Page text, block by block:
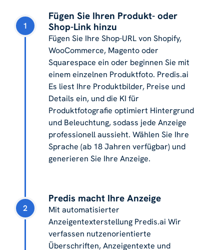
1
Fügen Sie Ihren Produkt- oder
Shop-Link hinzu
Fügen Sie Ihre Shop-URL von Shopify,
WooCommerce, Magento oder
Squarespace ein oder beginnen Sie mit
einem einzelnen Produktfoto. Predis.ai
Es liest Ihre Produktbilder, Preise und
Details ein, und die KI für
Produktfotografie optimiert Hintergrund
und Beleuchtung, sodass jede Anzeige
professionell aussieht. Wählen Sie Ihre
Sprache (ab 18 Jahren verfügbar) und
generieren Sie Ihre Anzeige.
2
Predis macht Ihre Anzeige
Mit automatisierter
Anzeigentexterstellung Predis.ai Wir
verfassen nutzenorientierte
Überschriften, Anzeigentexte und